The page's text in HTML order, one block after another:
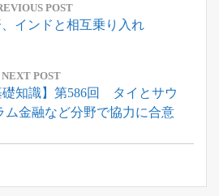
POST
インドと相互乗り入れ
NEXT POST
礎知識】第586回 タイとサウ
ム金融など分野で協力に合意